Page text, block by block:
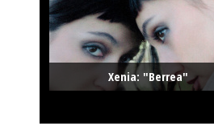
Xenia: "Berrea"